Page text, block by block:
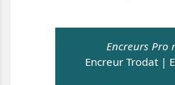
Encreurs Pro
Encreur Trodat|